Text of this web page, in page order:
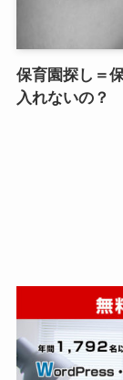
保育園探し＝
入れないの？